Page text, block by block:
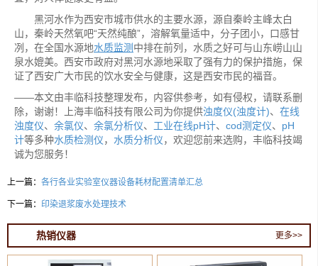
黑河水作为西安市城市供水的主要水源，源自秦岭主峰太白
山，秦岭天然氧吧“天然纯酿”，溶解氧量适中，分子团小，口感甘
冽，在全国水源地水质监测 中排在前列，水质之好可与山东崂山山
泉水媲美。西安市政府对黑河水源地采取了强有力的保护措施，保
证了西安广大市民的饮水安全与健康，这是西安市民的福音。
——本文由丰临科技整理发布，内容供参考，如有侵权，请联系删
除，谢谢！上海丰临科技有限公司为你提供浊度仪(浊度计)、 在线
浊度仪、 余氯仪、 余氯分析仪、 工业在线pH计、 cod测定仪、 pH
计等多种水质检测仪， 水质分析仪，欢迎您前来选购，丰临科技竭
诚为您服务！
上一篇： 各行各业实验室仪器设备耗材配置清单汇总
下一篇： 印染退浆废水处理技术
更多>>
热销仪器